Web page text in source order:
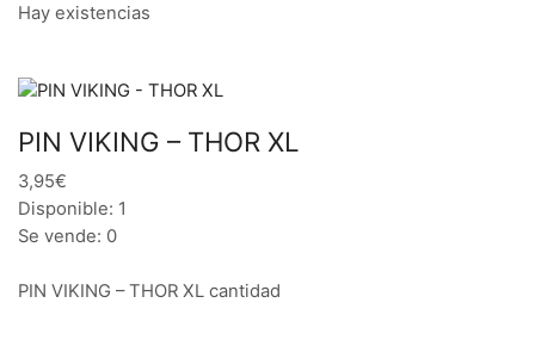
Hay existencias
PIN VIKING – THOR XL
3,95€
Disponible: 1
Se vende: 0
PIN VIKING – THOR XL cantidad